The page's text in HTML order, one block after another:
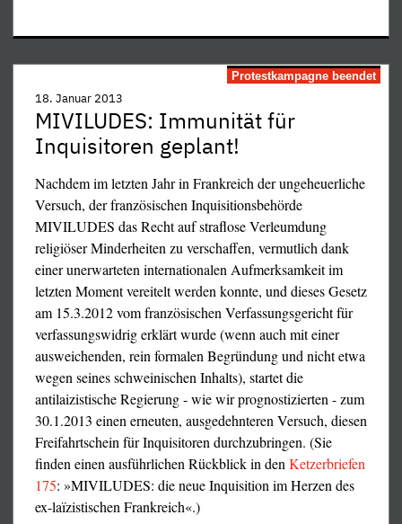
Berufsverbote
Protzerisch
bekennender
Verfassungsbrecher
Gerhard Schröder
Bruch des Art. 26
GG durch die
Bombardierung
Serbiens
François Hollande
Bruch der Genfer
Konvention und
Beseitigung der
letzten Reste der
französischen
Revolution
Da die Lügenmedien den nach Mittelalter stinkenden "Fall
Bivolaru" mit einer eisern durchgehaltenen Zensur
Protestkampagne beendet
18. Januar 2013
MIVILUDES: Immunität für
Inquisitoren geplant!
Nachdem im letzten Jahr in Frankreich der ungeheuerliche
Versuch, der französischen Inquisitionsbehörde
MIVILUDES das Recht auf straflose Verleumdung
religiöser Minderheiten zu verschaffen, vermutlich dank
einer unerwarteten internationalen Aufmerksamkeit im
letzten Moment vereitelt werden konnte, und dieses Gesetz
am 15.3.2012 vom französischen Verfassungsgericht für
verfassungswidrig erklärt wurde (wenn auch mit einer
ausweichenden, rein formalen Begründung und nicht etwa
wegen seines schweinischen Inhalts), startet die
antilaizistische Regierung - wie wir prognostizierten - zum
30.1.2013 einen erneuten, ausgedehnteren Versuch, diesen
Freifahrtschein für Inquisitoren durchzubringen. (Sie
finden einen ausführlichen Rückblick in denKetzerbriefen
175: »MIVILUDES: die neue Inquisition im Herzen des
ex-laïzistischen Frankreich«.)